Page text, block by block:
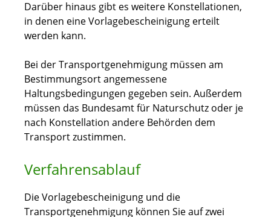
Darüber hinaus gibt es weitere Konstellationen,
in denen eine Vorlagebescheinigung erteilt
werden kann.
Bei der Transportgenehmigung müssen am
Bestimmungsort angemessene
Haltungsbedingungen gegeben sein. Außerdem
müssen das Bundesamt für Naturschutz oder je
nach Konstellation andere Behörden dem
Transport zustimmen.
Verfahrensablauf
Die Vorlagebescheinigung und die
Transportgenehmigung können Sie auf zwei